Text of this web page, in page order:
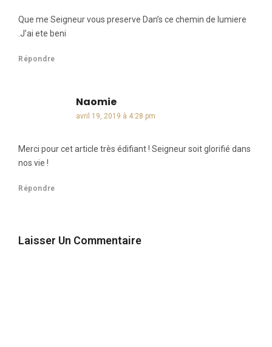
Que me Seigneur vous preserve Dan’s ce chemin de lumiere
.J’ai ete beni
Répondre
Naomiedit :
avril 19, 2019 à 4:28 pm
Merci pour cet article très édifiant ! Seigneur soit glorifié dans
nos vie !
Répondre
Laisser Un Commentaire